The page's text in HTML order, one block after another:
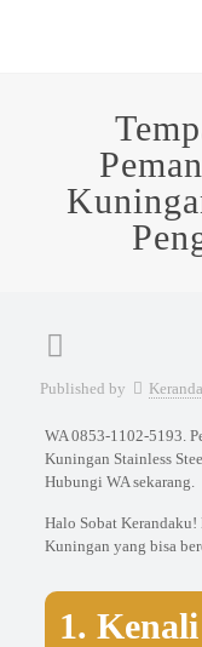
Published by
WA 0853-1102-5193.
Kuningan Stainless
Hubungi WA sekarang.
Halo Sobat Kerandaku!
Kuningan yang bisa
1.